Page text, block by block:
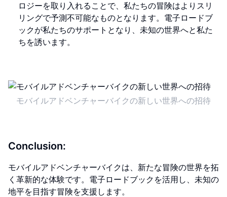
ロジーを取り入れることで、私たちの冒険はよりスリ
リングで予測不可能なものとなります。電子ロードブ
ックが私たちのサポートとなり、未知の世界へと私た
ちを誘います。
モバイルアドベンチャーバイクの新しい世界への招待
Conclusion:
モバイルアドベンチャーバイクは、新たな冒険の世界を拓
く革新的な体験です。電子ロードブックを活用し、未知の
地平を目指す冒険を支援します。